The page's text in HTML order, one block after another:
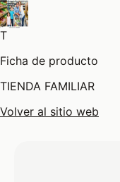
T
Ficha de producto
TIENDA FAMILIAR
Volver al sitio web